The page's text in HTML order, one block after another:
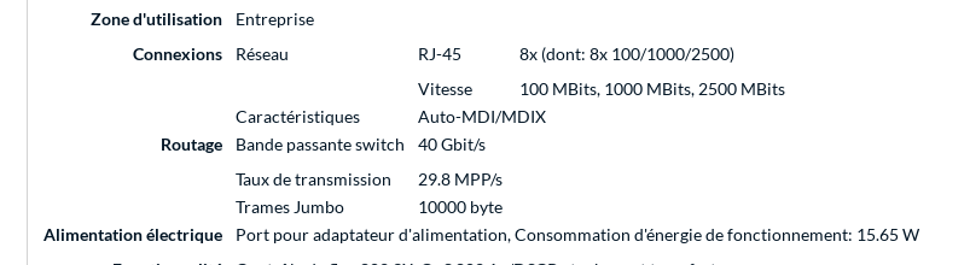
Zone d'utilisation
Entreprise
Connexions
Réseau RJ-45
8x (dont: 8x 100/1000/2500)
Vitesse
100 MBits, 1000 MBits, 2500 MBits
Caractéristiques
Auto-MDI/MDIX
Routage
Bande passante switch
40 Gbit/s
Taux de transmission
29.8 MPP/s
Trames Jumbo
10000 byte
Alimentation électrique
Port pour adaptateur d'alimentation, Consommation d'énergie de fonctionnement: 15.65 W